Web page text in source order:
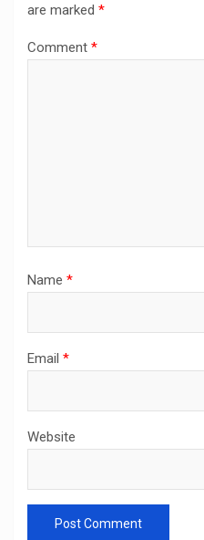
are marked *
Comment *
Name *
Email *
Website